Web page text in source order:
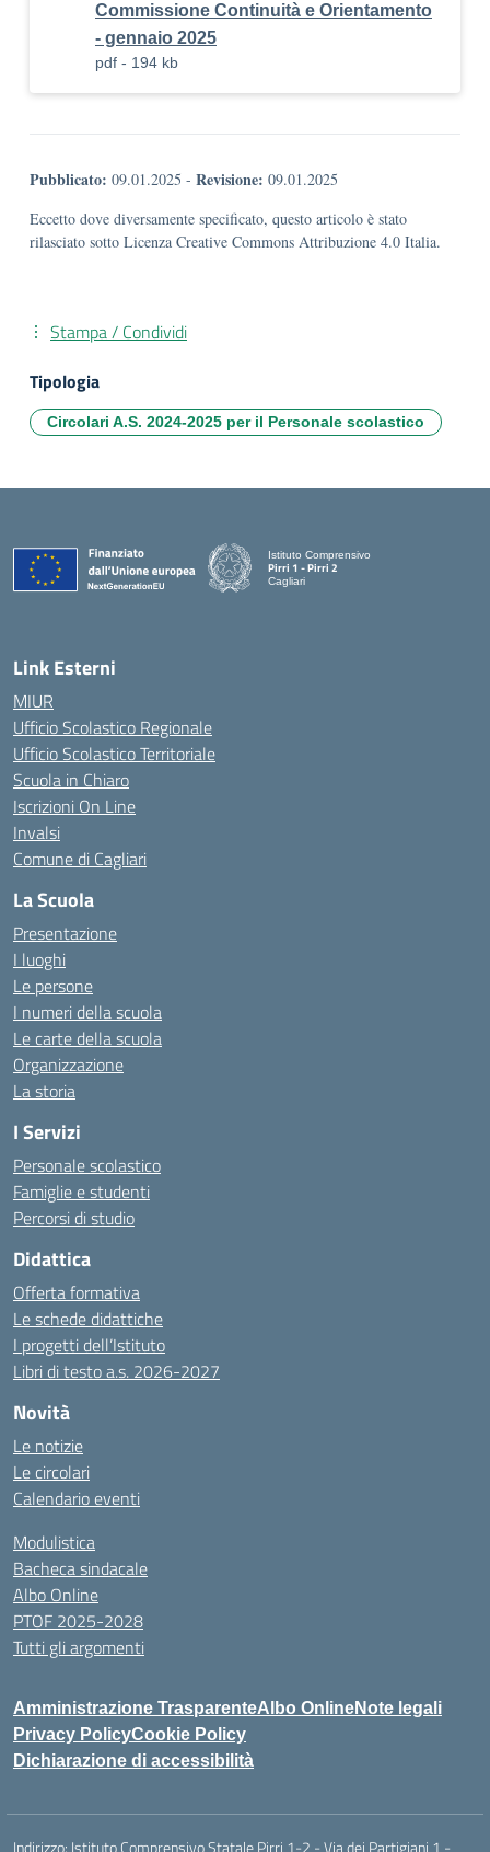
Commissione Continuità e Orientamento
- gennaio 2025
pdf - 194 kb
Pubblicato: 09.01.2025 - Revisione: 09.01.2025
Eccetto dove diversamente specificato, questo articolo è stato
rilasciato sotto Licenza Creative Commons Attribuzione 4.0 Italia.
Stampa / Condividi
Tipologia
Circolari A.S. 2024-2025 per il Personale scolastico
Istituto Comprensivo
Pirri 1 - Pirri 2
Cagliari
Link Esterni
MIUR
Ufficio Scolastico Regionale
Ufficio Scolastico Territoriale
Scuola in Chiaro
Iscrizioni On Line
Invalsi
Comune di Cagliari
La Scuola
Presentazione
I luoghi
Le persone
I numeri della scuola
Le carte della scuola
Organizzazione
La storia
I Servizi
Personale scolastico
Famiglie e studenti
Percorsi di studio
Didattica
Offerta formativa
Le schede didattiche
I progetti dell’Istituto
Libri di testo a.s. 2026-2027
Novità
Le notizie
Le circolari
Calendario eventi
Modulistica
Bacheca sindacale
Albo Online
PTOF 2025-2028
Tutti gli argomenti
Amministrazione TrasparenteAlbo OnlineNote legali
Privacy PolicyCookie Policy
Dichiarazione di accessibilità
Indirizzo: Istituto Comprensivo Statale Pirri 1-2 - Via dei Partigiani 1 -